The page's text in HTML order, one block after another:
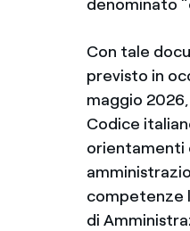
denominato
Con tale
previsto in
maggio
Codice
orientamenti
competenze
di